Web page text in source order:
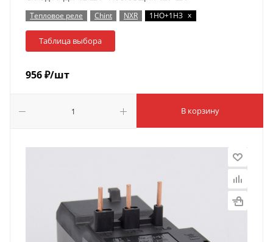
Тепловое реле Chint NXR 1НО+1НЗ x
Таблица выбора
956₽/шт
В корзину